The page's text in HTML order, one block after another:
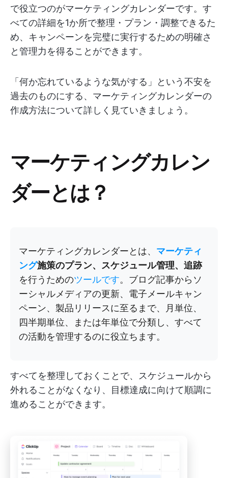
で役立つのがマーケティングカレンダーです。す
べての詳細を1か所で整理・プラン・調整できるた
め、キャンペーンを完璧に実行するための明確さ
と管理力を得ることができます。
「何か忘れているような気がする」という不安を
過去のものにする、マーケティングカレンダーの
作成方法について詳しく見ていきましょう。
マーケティングカレン
ダーとは？
マーケティングカレンダーとは、 マーケティ
ング施策のプラン、スケジュール管理、追跡
を行うためのツールです。ブログ記事からソ
ーシャルメディアの更新、電子メールキャン
ペーン、製品リリースに至るまで、月単位、
四半期単位、または年単位で分類し、すべて
の活動を管理するのに役立ちます。
すべてを整理しておくことで、スケジュールから
外れることがなくなり、目標達成に向けて順調に
進めることができます。